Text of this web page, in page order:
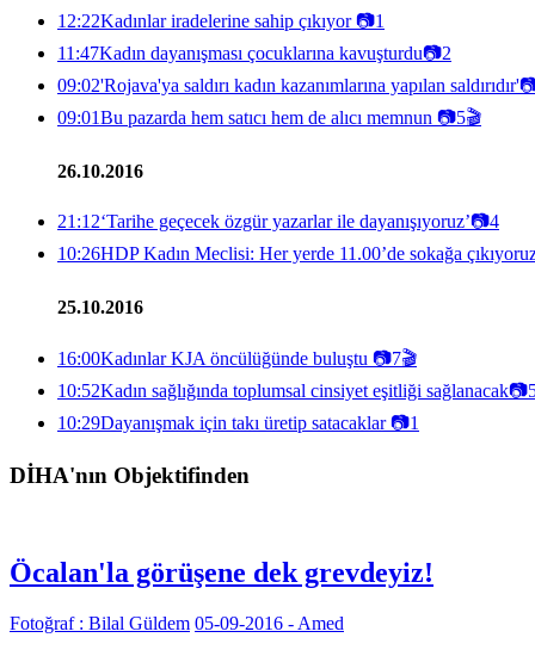
12:22Kadınlar iradelerine sahip çıkıyor📷1
11:47Kadın dayanışması çocuklarına kavuşturdu📷2
09:02'Rojava'ya saldırı kadın kazanımlarına yapılan saldırıdır'
09:01Bu pazarda hem satıcı hem de alıcı memnun 📷5🎬
26.10.2016
21:12‘Tarihe geçecek özgür yazarlar ile dayanışıyoruz’📷4
10:26HDP Kadın Meclisi: Her yerde 11.00’de sokağa
25.10.2016
16:00Kadınlar KJA öncülüğünde buluştu 📷7🎬
10:52Kadın sağlığında toplumsal cinsiyet eşitliği sağlanacak📷
10:29Dayanışmak için takı üretip satacaklar📷1
DİHA'nın Objektifinden
Öcalan'la görüşene dek grevdeyiz!
Fotoğraf : Bilal Güldem 05-09-2016 - Amed